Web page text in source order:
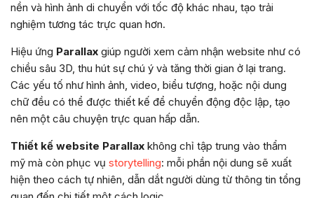
nền và hình ảnh di chuyển với tốc độ khác nhau, tạo trải
nghiệm tương tác trực quan hơn.
Hiệu ứng Parallax giúp người xem cảm nhận website như có
chiều sâu 3D, thu hút sự chú ý và tăng thời gian ở lại trang.
Các yếu tố như hình ảnh, video, biểu tượng, hoặc nội dung
chữ đều có thể được thiết kế để chuyển động độc lập, tạo
nên một câu chuyện trực quan hấp dẫn.
Thiết kế website Parallax không chỉ tập trung vào thẩm
mỹ mà còn phục vụ storytelling: mỗi phần nội dung sẽ xuất
hiện theo cách tự nhiên, dẫn dắt người dùng từ thông tin tổng